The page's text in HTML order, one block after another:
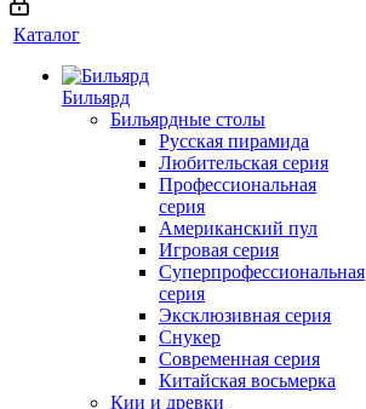
Каталог
Бильярд
Бильярдные столы
Русская пирамида
Любительская серия
Профессиональная
серия
Американский пул
Игровая серия
Суперпрофессиональная
серия
Эксклюзивная серия
Снукер
Современная серия
Китайская восьмерка
Кии и древки